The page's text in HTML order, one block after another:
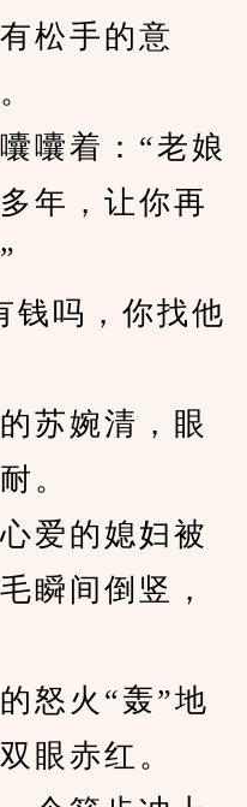
松手的意
着：“老娘
年，让你再
吗，你找他
婉清，眼
。
的媳妇被
瞬间倒竖，
火“轰”地
眼赤红。